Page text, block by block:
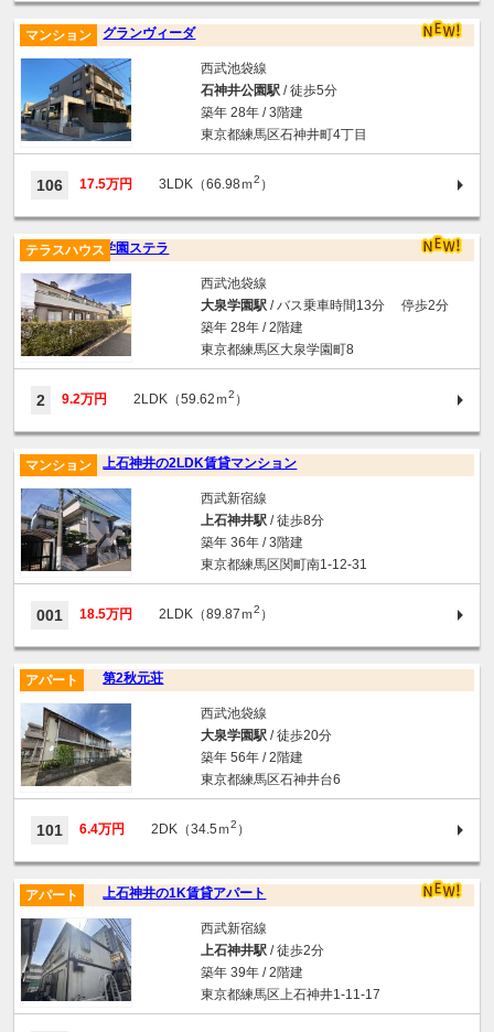
グランヴィーダ
マンション
西武池袋線
石神井公園駅/ 徒歩5分
築年 28年 / 3階建
東京都練馬区石神井町4丁目
106 17.5万円 3LDK（66.98ｍ2 ）
学園ステラ
テラスハウス
西武池袋線
大泉学園駅/ バス乗車時間13分 停歩2分
築年 28年 / 2階建
東京都練馬区大泉学園町8
2 9.2万円 2LDK（59.62ｍ2 ）
上石神井の2LDK賃貸マンション
マンション
西武新宿線
上石神井駅/ 徒歩8分
築年 36年 / 3階建
東京都練馬区関町南1-12-31
001 18.5万円 2LDK（89.87ｍ2 ）
第2秋元荘
アパート
西武池袋線
大泉学園駅/ 徒歩20分
築年 56年 / 2階建
東京都練馬区石神井台6
101 6.4万円 2DK（34.5ｍ2 ）
上石神井の1K賃貸アパート
アパート
西武新宿線
上石神井駅/ 徒歩2分
築年 39年 / 2階建
東京都練馬区上石神井1-11-17